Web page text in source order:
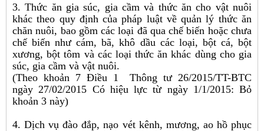
3. Thức ăn gia súc, gia cầm và thức ăn cho vật nuôi
khác theo quy định của pháp luật về quản lý thức ăn
chăn nuôi, bao gồm các loại đã qua chế biến hoặc chưa
chế biến như cám, bã, khô dầu các loại, bột cá, bột
xương, bột tôm và các loại thức ăn khác dùng cho gia
súc, gia cầm và vật nuôi.
(Theo khoản 7 Điều 1 Thông tư 26/2015/TT-BTC
ngày 27/02/2015 Có hiệu lực từ ngày 1/1/2015: Bỏ
khoản 3 này)
4. Dịch vụ đào đắp, nạo vét kênh, mương, ao hồ phục